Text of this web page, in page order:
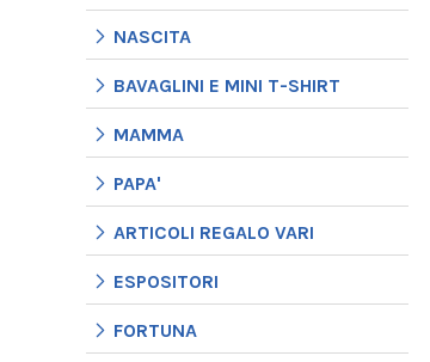
NASCITA
BAVAGLINI E MINI T-SHIRT
MAMMA
PAPA'
ARTICOLI REGALO VARI
ESPOSITORI
FORTUNA